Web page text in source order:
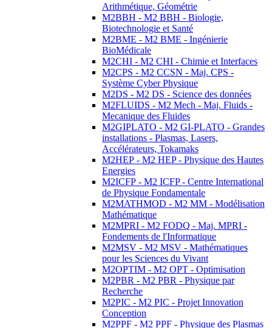
Arithmétique, Géométrie
M2BBH - M2 BBH - Biologie,
Biotechnologie et Santé
M2BME - M2 BME - Ingénierie
BioMédicale
M2CHI - M2 CHI - Chimie et Interfaces
M2CPS - M2 CCSN - Maj. CPS -
Système Cyber Physique
M2DS - M2 DS - Science des données
M2FLUIDS - M2 Mech - Maj. Fluids -
Mecanique des Fluides
M2GIPLATO - M2 GI-PLATO - Grandes
installations - Plasmas, Lasers,
Accélérateurs, Tokamaks
M2HEP - M2 HEP - Physique des Hautes
Energies
M2ICFP - M2 ICFP - Centre International
de Physique Fondamentale
M2MATHMOD - M2 MM - Modélisation
Mathématique
M2MPRI - M2 FODQ - Maj. MPRI -
Fondements de l'Informatique
M2MSV - M2 MSV - Mathématiques
pour les Sciences du Vivant
M2OPTIM - M2 OPT - Optimisation
M2PBR - M2 PBR - Physique par
Recherche
M2PIC - M2 PIC - Projet Innovation
Conception
M2PPF - M2 PPF - Physique des Plasmas